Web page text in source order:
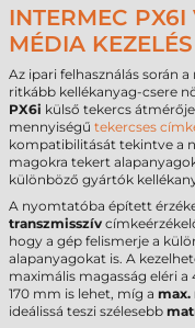
INTERMEC
MÉDIA
Az ipari felhasználás során
ritkább kellékanyag-csere
PX6i külső tekercs
mennyiségű tekercses
kompatibilitását tekintve a
magokra tekert
különböző gyártók
A nyomtatóba épített
transzmisszív
hogy a gép felismerje a
alapanyagokat is. A
maximális magasság eléri
170 mm is lehet, míg a max.
ideálissá teszi szélesebb